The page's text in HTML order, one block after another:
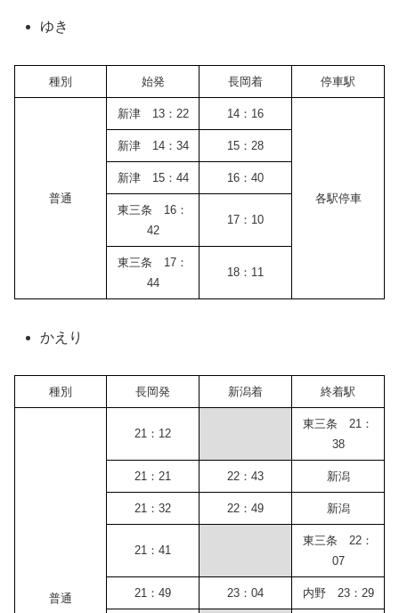
ゆき
種別 始発 長岡着 停車駅
普通
新津 13：22 14：16
各駅停車
新津 14：34 15：28
新津 15：44 16：40
東三条 16：
42
17：10
東三条 17：
44
18：11
かえり
種別 長岡発 新潟着 終着駅
普通
21：12
東三条 21：
38
21：21 22：43 新潟
21：32 22：49 新潟
21：41
東三条 22：
07
21：49 23：04 内野 23：29